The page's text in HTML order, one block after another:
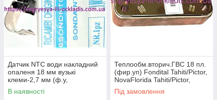
Датчик NTC води накладний
опаленя 18 мм вузькі
клеми-2,7 мм (ф.у,
EU) Fondital/ N/Florida​​/
S/Duval, арт. 6SONDNTC06,
В наявності
Теплообм.вторич.ГВС 18 пл.
(фир.уп) Fondital Tahiti/Pictor,
NovaFlorida Tahiti/Pictor,
арт.6SCAMPIA02,к.с.0611/12
Під замовлення